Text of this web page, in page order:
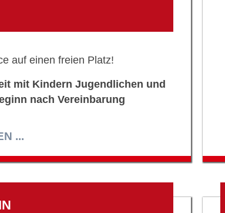
auf einen freien Platz!
mit Kindern Jugendlichen und
nach Vereinbarung
...